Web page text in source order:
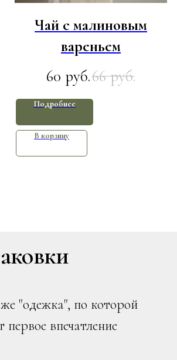
Чай с малиновым
вареньем
60 руб.66 руб.
Подробнее
В корзину
"одежка", по которой
впечатление